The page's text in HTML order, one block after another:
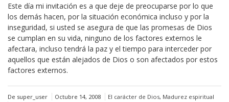
Este día mi invitación es a que deje de preocuparse por lo que
los demás hacen, por la situación económica incluso y por la
inseguridad, si usted se asegura de que las promesas de Dios
se cumplan en su vida, ninguno de los factores externos le
afectara, incluso tendrá la paz y el tiempo para interceder por
aquellos que están alejados de Dios o son afectados por estos
factores externos.
De super_user Octubre 14, 2008 El carácter de Dios, Madurez espiritual